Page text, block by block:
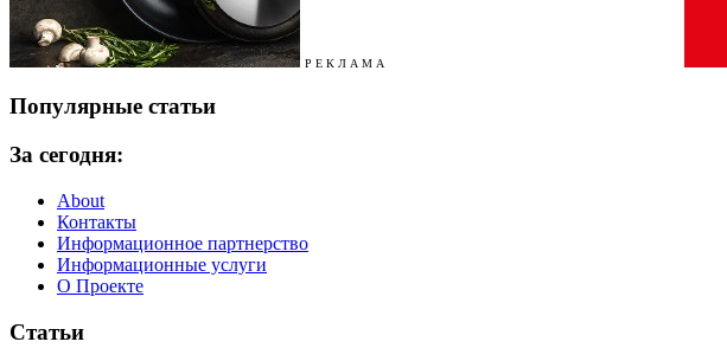
Р Е К Л А М А
Популярные статьи
За сегодня:
About
Контакты
Информационное партнерство
Информационные услуги
О Проекте
Статьи